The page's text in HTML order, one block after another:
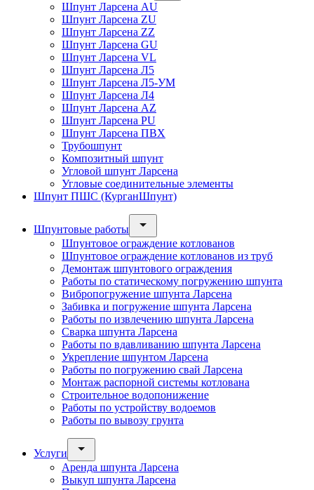
Шпунт Ларсена AU
Шпунт Ларсена ZU
Шпунт Ларсена ZZ
Шпунт Ларсена GU
Шпунт Ларсена VL
Шпунт Ларсена Л5
Шпунт Ларсена Л5-УМ
Шпунт Ларсена Л4
Шпунт Ларсена AZ
Шпунт Ларсена PU
Шпунт Ларсена ПВХ
Трубошпунт
Композитный шпунт
Угловой шпунт Ларсена
Угловые соединительные элементы
Шпунт ПШС (КурганШпунт)
Шпунтовые работы
Шпунтовое ограждение котлованов
Шпунтовое ограждение котлованов из труб
Демонтаж шпунтового ограждения
Работы по статическому погружению шпунта
Вибропогружение шпунта Ларсена
Забивка и погружение шпунта Ларсена
Работы по извлечению шпунта Ларсена
Сварка шпунта Ларсена
Работы по вдавливанию шпунта Ларсена
Укрепление шпунтом Ларсена
Работы по погружению свай Ларсена
Монтаж распорной системы котлована
Строительное водопонижение
Работы по устройству водоемов
Работы по вывозу грунта
Услуги
Аренда шпунта Ларсена
Выкуп шпунта Ларсена